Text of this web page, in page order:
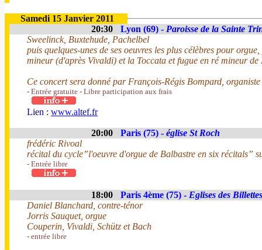
Samedi 15 Janvier 2011
20:30
Lyon (69) - Paroisse de la Sainte
Sweelinck, Buxtehude, Pachelbel
puis quelques-unes de ses oeuvres les plus célèbres pour
mineur (d'après Vivaldi) et la Toccata et fugue en ré mineur de
Ce concert sera donné par François-Régis Bompard,
- Entrée gratuite - Libre participation aux frais
Lien : www.altef.fr
20:00 Paris (75) - église St Roch
frédéric Rivoal
récital du cycle”l'oeuvre d'orgue de Balbastre en six récitals”
- Entrée libre
18:00 Paris 4ème (75) - Eglises des Billettes
Daniel Blanchard, contre-ténor
Jorris Sauquet, orgue
Couperin, Vivaldi, Schütz et Bach
- entrée libre